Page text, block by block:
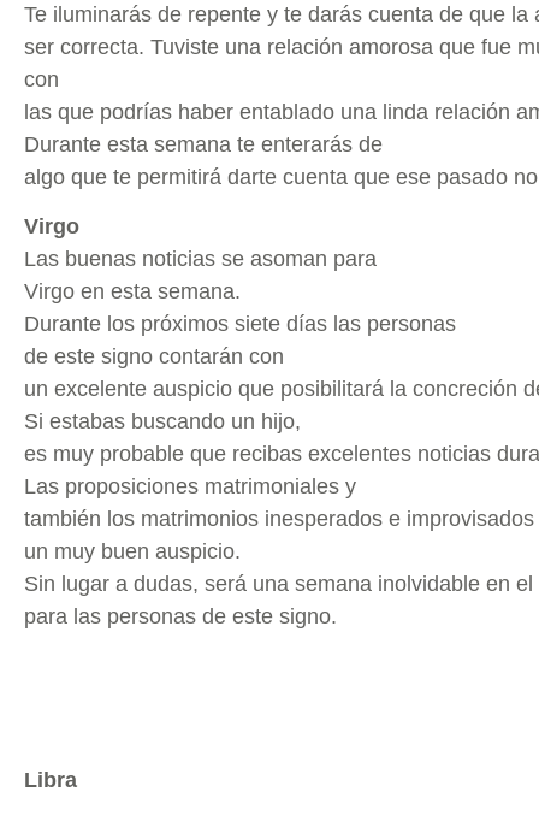
Te iluminarás de repente y te darás cuenta de que
ser correcta. Tuviste una relación amorosa que fue
con
las que podrías haber entablado una linda relación
Durante esta semana te enterarás de
algo que te permitirá darte cuenta que ese pasado
Virgo
Las buenas noticias se asoman para
Virgo en esta semana.
Durante los próximos siete días las personas
de este signo contarán con
un excelente auspicio que posibilitará la concreción
Si estabas buscando un hijo,
es muy probable que recibas excelentes noticias
Las proposiciones matrimoniales y
también los matrimonios inesperados e
un muy buen auspicio.
Sin lugar a dudas, será una semana inolvidable en el
para las personas de este signo.
Libra